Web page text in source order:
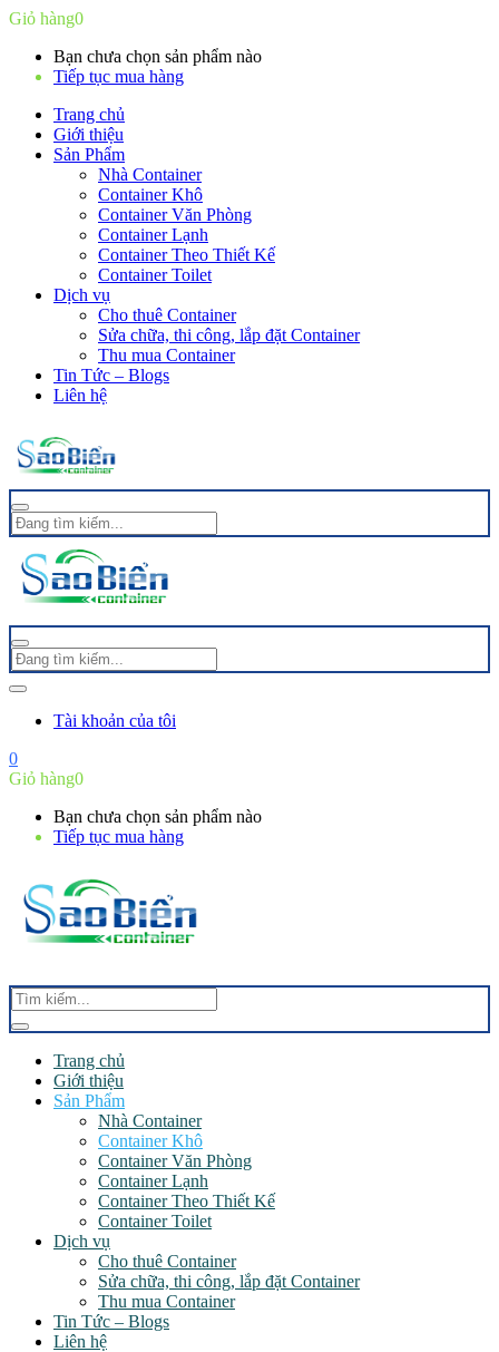
Giỏ hàng0
Bạn chưa chọn sản phẩm nào
Tiếp tục mua hàng
Trang chủ
Giới thiệu
Sản Phẩm
Nhà Container
Container Khô
Container Văn Phòng
Container Lạnh
Container Theo Thiết Kế
Container Toilet
Dịch vụ
Cho thuê Container
Sửa chữa, thi công, lắp đặt Container
Thu mua Container
Tin Tức – Blogs
Liên hệ
Tài khoản của tôi
0
Giỏ hàng0
Bạn chưa chọn sản phẩm nào
Tiếp tục mua hàng
Trang chủ
Giới thiệu
Sản Phẩm
Nhà Container
Container Khô
Container Văn Phòng
Container Lạnh
Container Theo Thiết Kế
Container Toilet
Dịch vụ
Cho thuê Container
Sửa chữa, thi công, lắp đặt Container
Thu mua Container
Tin Tức – Blogs
Liên hệ